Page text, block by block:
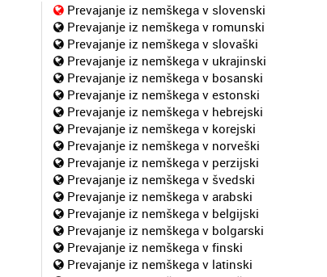
Prevajanje iz nemškega v slovenski
Prevajanje iz nemškega v romunski
Prevajanje iz nemškega v slovaški
Prevajanje iz nemškega v ukrajinski
Prevajanje iz nemškega v bosanski
Prevajanje iz nemškega v estonski
Prevajanje iz nemškega v hebrejski
Prevajanje iz nemškega v korejski
Prevajanje iz nemškega v norveški
Prevajanje iz nemškega v perzijski
Prevajanje iz nemškega v švedski
Prevajanje iz nemškega v arabski
Prevajanje iz nemškega v belgijski
Prevajanje iz nemškega v bolgarski
Prevajanje iz nemškega v finski
Prevajanje iz nemškega v latinski